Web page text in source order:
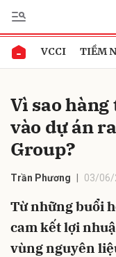
VCCI TIỀM
Vì sao
vào dự án
Group?
Trần Phương 03/06/
Từ những buổi
cam kết lợi
vùng nguyên
Gửi bình luận